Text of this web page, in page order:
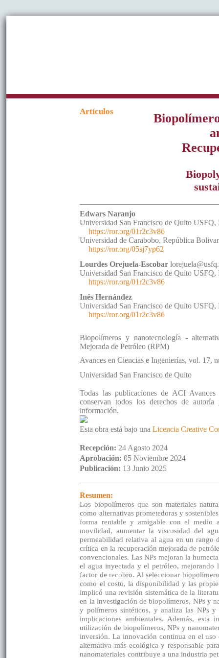
Artículos
Edwars Naranjo
Universidad San Francisco de Quito USFQ,
https://ror.org/01r2c3v86
Universidad de Carabobo,República
https://ror.org/05sj7yp62
Lourdes Orejuela-Escobar
Universidad San Francisco de Quito USFQ,
https://ror.org/01r2c3v86
Inés Hernández
Universidad San Francisco de Quito USFQ,
https://ror.org/01r2c3v86
Biopolímeros y nanotecnología -
Mejorada de Petróleo (RPM)
Avances en Ciencias e Ingenierías, vol. 17,
Universidad San Francisco de Quito
Todas las publicaciones de ACI
conservan todos los derechos de
información.
Esta obra está bajo unaLicencia Creative
Recepción: 24 Agosto 2024
Aprobación:05 Noviembre 2024
Publicación: 13 Junio 2025
Resumen:
Los biopolímeros que son materiales
como alternativas prometedoras y
forma rentable y amigable con el medio
movilidad, aumentar la viscosidad del
permeabilidad relativa al agua en un rango
crítica en la recuperación mejorada de
convencionales. Las NPs mejoran la
el agua inyectada y el petróleo,
factor de recobro. Al seleccionar
como el costo, la disponibilidad y las
implicó una revisión sistemática de la
en la investigación de biopolímeros, NPs y
y polímeros sintéticos, y analiza las NPs y
implicaciones ambientales. Además, esta
utilización de biopolímeros, NPs y
inversión. La innovación continua en el
alternativa más ecológica y responsable
nanomateriales contribuye a una industria